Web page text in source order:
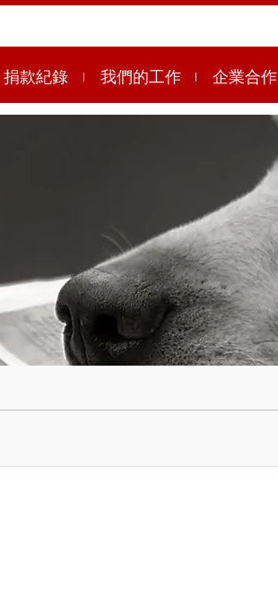
捐款紀錄 我們的工作 企業合作